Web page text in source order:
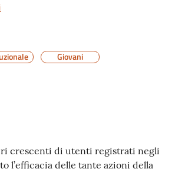
Giovani
crescenti di utenti registrati negli
l’efficacia delle tante azioni della